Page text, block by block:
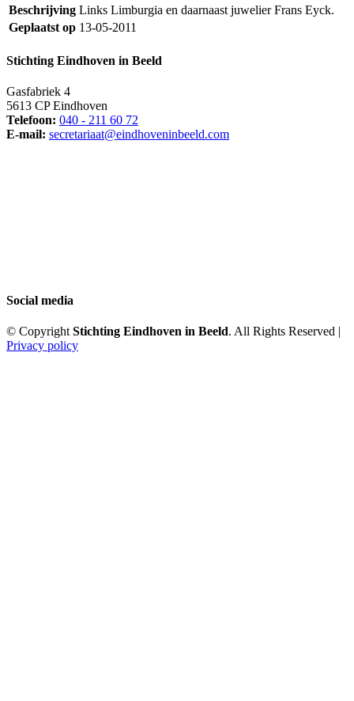
Beschrijving Links Limburgia en daarnaast juwelier Frans Eyck.
Geplaatst op 13-05-2011
Stichting Eindhoven in Beeld
Gasfabriek 4
5613 CP Eindhoven
Telefoon: 040 - 211 60 72
E-mail: secretariaat@eindhoveninbeeld.com
Social media
© Copyright Stichting Eindhoven in Beeld. All Rights Reserved |
Privacy policy